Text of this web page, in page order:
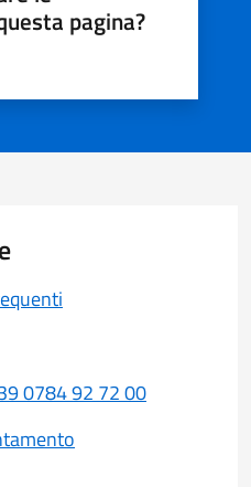
pagina?
0784 92 72 00